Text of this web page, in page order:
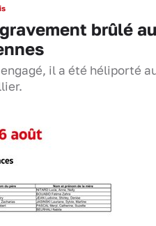
brûlé au
il a été héliporté